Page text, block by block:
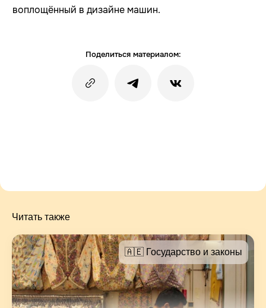
воплощённый в дизайне машин.
Поделиться материалом:
Читать также
🇦🇪 Государство и законы